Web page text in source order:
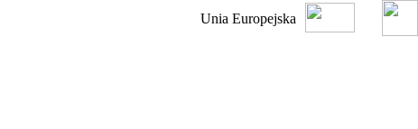
Unia Europejska